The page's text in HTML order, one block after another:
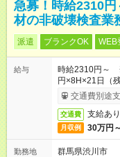
急募！時給2310
材の非破壊検査業
派遣 ブランクOK WEB
給与
時給2310円～
円×8H×21日（
交通費別途
交通費 支給あ
月収例 30万円～
勤務地
群馬県渋川市